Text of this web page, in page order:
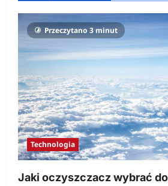
Przeczytano 3 minut
Technologia
Jaki oczyszczacz wybrać